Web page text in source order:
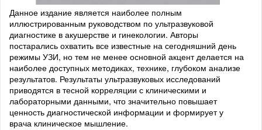
Данное издание является наиболее полным
иллюстрированным руководством по ультразвуковой
диагностике в акушерстве и гинекологии. Авторы
постарались охватить все известные на сегодняшний день
режимы УЗИ, но тем не менее основной акцент делается на
наиболее доступных методиках, технике, глубоком анализе
результатов. Результаты ультразвуковых исследований
приводятся в тесной корреляции с клиническими и
лабораторными данными, что значительно повышает
ценность диагностической информации и формирует у
врача клиническое мышление.